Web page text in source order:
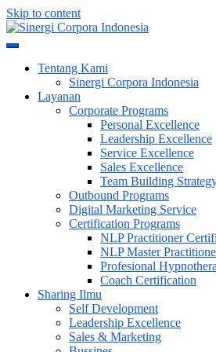
Skip to content
Sinergi Corpora
Tentang Kami
Sinergi Corpora Indonesia
Layanan
Corporate Programs
Personal Excellence
Leadership Excellence
Service Excellence
Sales Excellence
Team Building
Outbound Programs
Digital Marketing Service
Certification Programs
NLP Practitioner
NLP Master
Profesional
Coach Certification
Sharing Ilmu
Self Development
Leadership Excellence
Sales & Marketing